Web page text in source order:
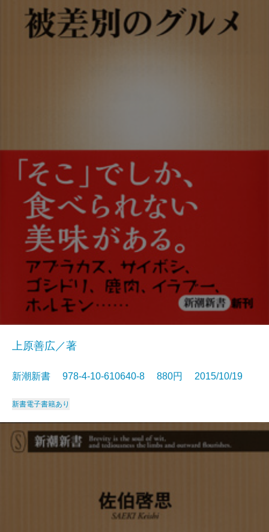
上原善広／著
新潮新書 978-4-10-610640-8 880円 2015/10/19
新書電子書籍あり